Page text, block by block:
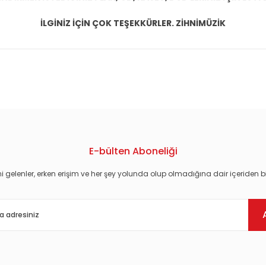
İLGİNİZ İÇİN ÇOK TEŞEKKÜRLER. ZİHNİMÜZİK
E-bülten Aboneliği
gelenler, erken erişim ve her şey yolunda olup olmadığına dair içeriden